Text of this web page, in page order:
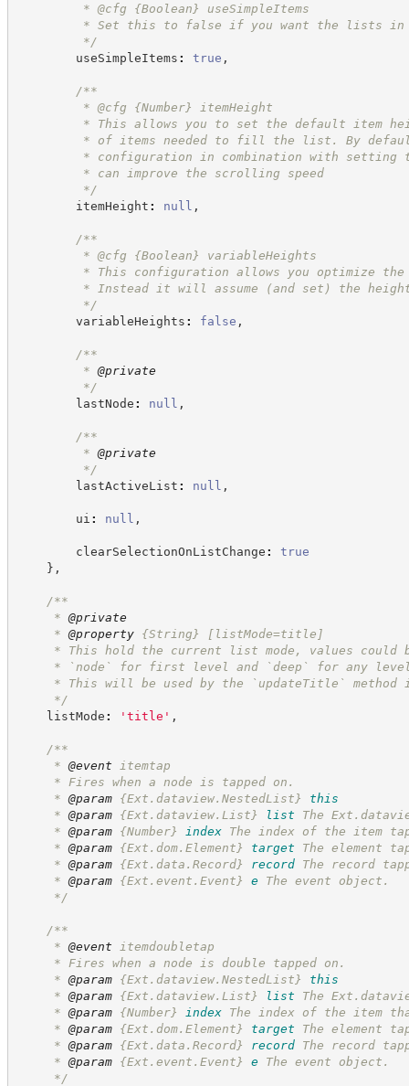
* @cfg {Boolean}
useSimpleItems
* Set this to false if you want the lists in
*/
useSimpleItems : true ,
/**
* @cfg {Number}
itemHeight
* This allows you to set the default item height
* of items needed to fill the list. By default
* configuration in combination with setting
* can improve the scrolling speed
*/
itemHeight : null ,
/**
* @cfg {Boolean}
variableHeights
* This configuration allows you optimize the
* Instead it will assume (and set) the height
*/
variableHeights : false ,
/**
* @private
*/
lastNode : null ,
/**
* @private
*/
lastActiveList : null ,
ui : null ,
clearSelectionOnListChange :
true
} ,
/**
* @private
* @property {String}
[listMode=title]
* This hold the current list mode, values
* `node` for first level and `deep` for any level
* This will be used by the `updateTitle` method
*/
listMode : ' title ' ,
/**
* @event itemtap
* Fires when a node is tapped on.
* @param {Ext.dataview.NestedList}
this
* @param {Ext.dataview.List} list
The
* @param {Number} index
The index of the item
* @param {Ext.dom.Element} target
The element
* @param {Ext.data.Record} record
The record
* @param {Ext.event.Event} e
The event object.
*/
/**
* @event itemdoubletap
* Fires when a node is double tapped on.
* @param {Ext.dataview.NestedList}
this
* @param {Ext.dataview.List} list
The
* @param {Number} index
The index of the item
* @param {Ext.dom.Element} target
The element
* @param {Ext.data.Record} record
The record
* @param {Ext.event.Event} e
The event object.
*/